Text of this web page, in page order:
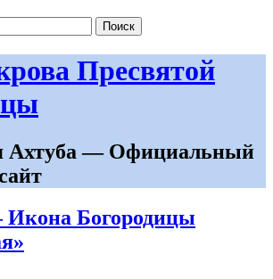
Пресвятой
Ахтуба — Официальный
Икона Богородицы